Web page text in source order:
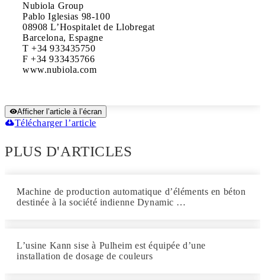
Nubiola Group
Pablo Iglesias 98-100
08908 L’Hospitalet de Llobregat
Barcelona, Espagne
T +34 933435750
F +34 933435766
www.nubiola.com
Afficher l’article à l’écran
Télécharger l’article
PLUS D'ARTICLES
Machine de production automatique d’éléments en béton
destinée à la société indienne Dynamic …
L’usine Kann sise à Pulheim est équipée d’une
installation de dosage de couleurs